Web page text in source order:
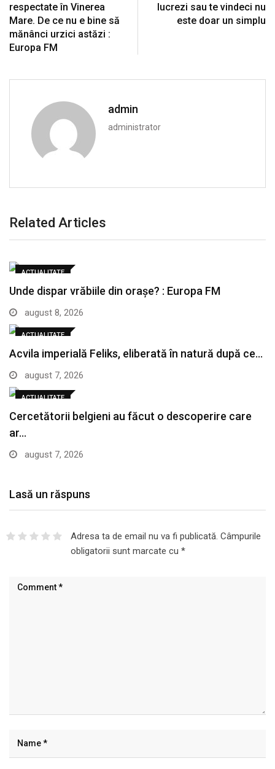
respectate în Vinerea
Mare. De ce nu e bine să
mănânci urzici astăzi :
Europa FM
lucrezi sau te vindeci nu
este doar un simplu
admin
administrator
Related Articles
ACTUALITATE
Unde dispar vrăbiile din orașe? : Europa FM
august 8, 2026
ACTUALITATE
Acvila imperială Feliks, eliberată în natură după ce…
august 7, 2026
ACTUALITATE
Cercetătorii belgieni au făcut o descoperire care
ar…
august 7, 2026
Lasă un răspuns
Adresa ta de email nu va fi publicată. Câmpurile
obligatorii sunt marcate cu *